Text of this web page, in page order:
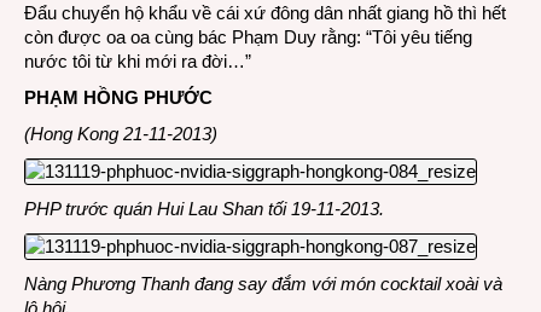
Đẩu chuyển hộ khẩu về cái xứ đông dân nhất giang hồ thì hết
còn được oa oa cùng bác Phạm Duy rằng: “Tôi yêu tiếng
nước tôi từ khi mới ra đời…”
PHẠM HỒNG PHƯỚC
(Hong Kong 21-11-2013)
PHP trước quán Hui Lau Shan tối 19-11-2013.
Nàng Phương Thanh đang say đắm với món cocktail xoài và
lô hội.